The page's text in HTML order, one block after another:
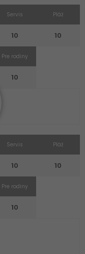
Servis
10
Pláž
10
Pre rodiny
10
Servis
10
Pláž
10
Pre rodiny
10